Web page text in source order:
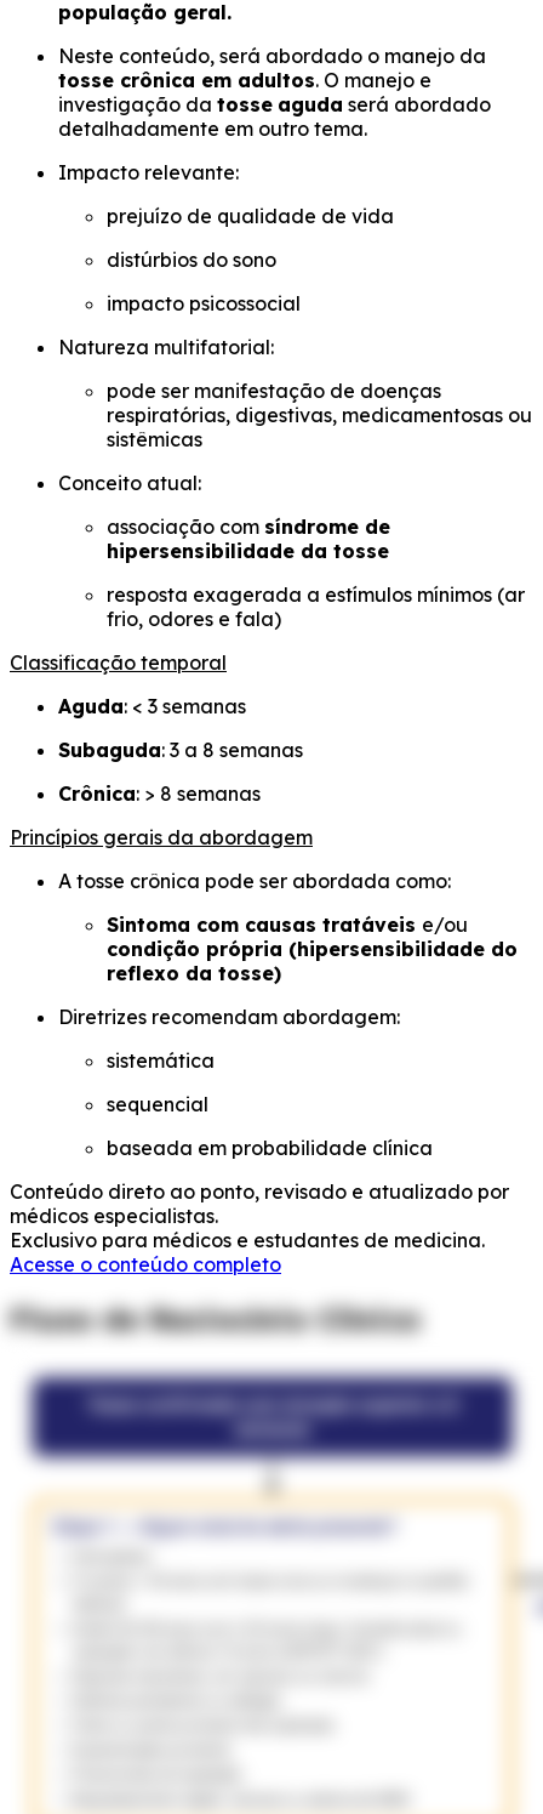
população geral.
Neste conteúdo, será abordado o manejo da
tosse crônica em adultos. O manejo e
investigação da tosse aguda será abordado
detalhadamente em outro tema.
Impacto relevante:
prejuízo de qualidade de vida
distúrbios do sono
impacto psicossocial
Natureza multifatorial:
pode ser manifestação de doenças
respiratórias, digestivas, medicamentosas ou
sistêmicas
Conceito atual:
associação com síndrome de
hipersensibilidade da tosse
resposta exagerada a estímulos mínimos (ar
frio, odores e fala)
Classificação temporal
Aguda: < 3 semanas
Subaguda: 3 a 8 semanas
Crônica: > 8 semanas
Princípios gerais da abordagem
A tosse crônica pode ser abordada como:
Sintoma com causas tratáveis e/ou
condição própria (hipersensibilidade do
reflexo da tosse)
Diretrizes recomendam abordagem:
sistemática
sequencial
baseada em probabilidade clínica
Conteúdo direto ao ponto, revisado e atualizado por
médicos especialistas.
Exclusivo para médicos e estudantes de medicina.
Acesse o conteúdo completo
Fluxo de Raciocínio Clínico